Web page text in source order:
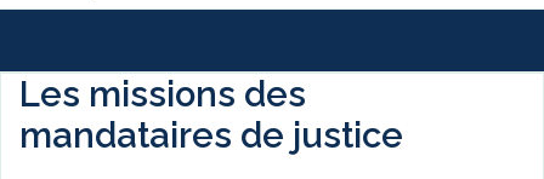
Les missions des
mandataires de justice